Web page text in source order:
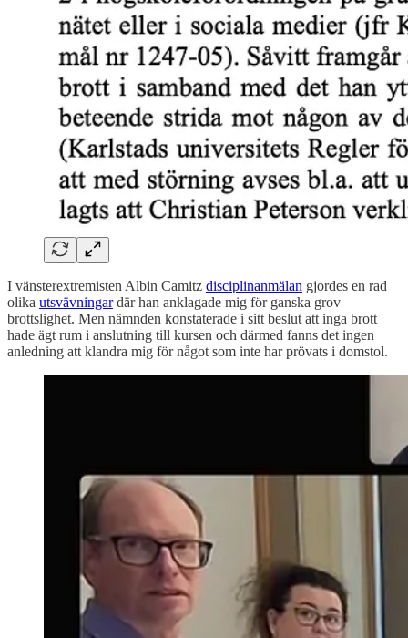
I vänsterextremisten Albin Camitz disciplinanmälan gjordes en rad
olika utsvävningardär han anklagade mig för ganska grov
brottslighet. Men nämnden konstaterade i sitt beslut att inga brott
hade ägt rum i anslutning till kursen och därmed fanns det ingen
anledning att klandra mig för något som inte har prövats i domstol.